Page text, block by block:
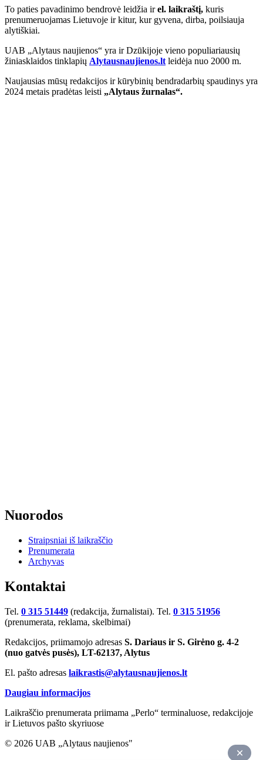
To paties pavadinimo bendrovė leidžia irel. laikraštį, kuris
prenumeruojamas Lietuvoje ir kitur, kur gyvena, dirba, poilsiauja
alytiškiai.
UAB „Alytaus naujienos“ yra ir Dzūkijoje vieno populiariausių
žiniasklaidos tinklapių Alytausnaujienos.lt leidėja nuo 2000 m.
Naujausias mūsų redakcijos ir kūrybinių bendradarbių spaudinys yra
2024 metais pradėtas leisti „Alytaus žurnalas“.
Nuorodos
Straipsniai iš laikraščio
Prenumerata
Archyvas
Kontaktai
Tel. 0 315 51449 (redakcija, žurnalistai). Tel. 0 315 51956
(prenumerata, reklama, skelbimai)
Redakcijos, priimamojo adresas S. Dariaus ir S. Girėno g. 4-2
(nuo gatvės pusės), LT-62137, Alytus
El. pašto adresas laikrastis@alytausnaujienos.lt
Daugiau informacijos
Laikraščio prenumerata priimama „Perlo“ terminaluose, redakcijoje
ir Lietuvos pašto skyriuose
© 2026 UAB „Alytaus naujienos"